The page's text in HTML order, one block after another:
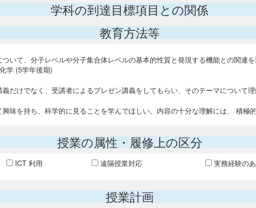
学科の到達目標項目との関係
教育方法等
いて、分子レベルや分子集合体レベルの基本的性質と発現する機能との関連
学 (5学年後期)
だけでなく、受講者によるプレゼン講義をしてもらい、そのテーマについて理
味を持ち、科学的に見ることを学んでほしい。内容の十分な理解には、 積極
授業の属性・履修上の区分
ICT 利用 遠隔授業対応 実務経験の
授業計画